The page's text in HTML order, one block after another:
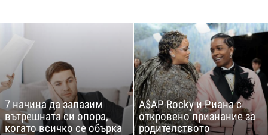
7 начина да запазим
вътрешната си опора,
когато всичко се обърка
A$AP Rocky и Риана с
откровено признание за
родителството